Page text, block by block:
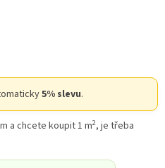
5% slevu.
a chcete koupit 1 m2, je třeba